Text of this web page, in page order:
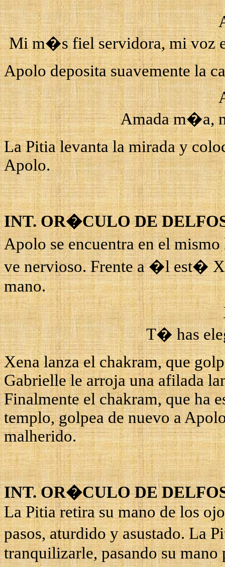
Mi m�s fiel servidora, mi voz
Apolo deposita suavemente la
Amada m�a,
La Pitia levanta la mirada y
Apolo.
INT. OR�CULO DE
Apolo se encuentra en el
ve nervioso. Frente a �l est�
mano.
T� has
Xenalanza elchakram, que
Gabriellele arroja una afilada
Finalmente elchakram, que ha
templo, golpea de nuevo a
malherido.
INT. OR�CULO DE
La Pitia retira su mano de los
pasos, aturdido y asustado. La
tranquilizarle, pasando su